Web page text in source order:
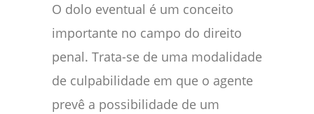
O dolo eventual é um conceito
importante no campo do direito
penal. Trata-se de uma modalidade
de culpabilidade em que o agente
prevê a possibilidade de um